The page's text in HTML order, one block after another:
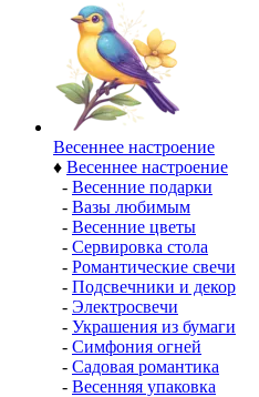
Весеннее настроение
♦ Весеннее настроение
- Весенние подарки
- Вазы любимым
- Весенние цветы
- Сервировка стола
- Романтические свечи
- Подсвечники и декор
- Электросвечи
- Украшения из бумаги
- Симфония огней
- Садовая романтика
- Весенняя упаковка